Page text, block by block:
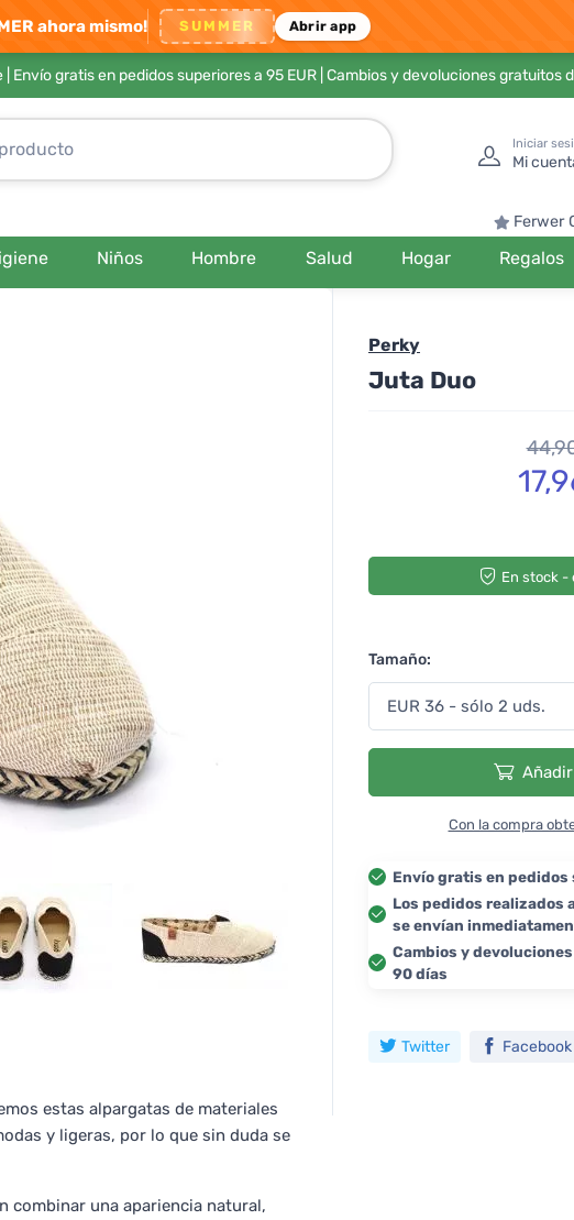
ahora mismo! SUMMER Abrir app
Envío gratis en pedidos superiores a 95 EUR| Cambios y devoluciones gratuitos
Iniciar
Mi
Ferwer
Niños Hombre Salud Hogar Regalos
estas alpargatas de materiales
y ligeras, por lo que sin duda se
combinar una apariencia natural,
Perky
Juta Duo
En stock -
Tamaño:
Con la compra
Envío gratis en pedidos
Los pedidos realizados
se envían
Cambios y
90 días
Twitter Facebook